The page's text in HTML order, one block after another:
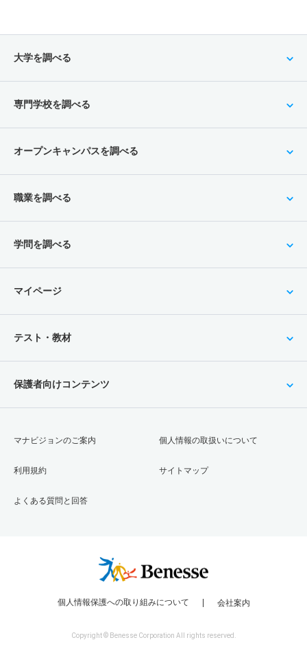
大学を調べる
専門学校を調べる
オープンキャンパスを調べる
職業を調べる
学問を調べる
マイページ
テスト・教材
保護者向けコンテンツ
マナビジョンのご案内
利用規約
よくある質問と回答
個人情報の取扱いについて
サイトマップ
個人情報保護への取り組みについて 会社案内
Copyright © Benesse Corporation All rights reserved.